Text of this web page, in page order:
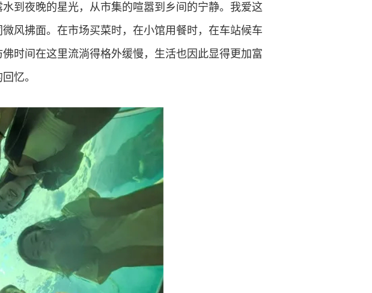
到夜晚的星光，从市集的喧嚣到乡间的宁静。我爱这
风拂面。在市场买菜时，在小馆用餐时，在车站候车
时间在这里流淌得格外缓慢，生活也因此显得更加富
忆。